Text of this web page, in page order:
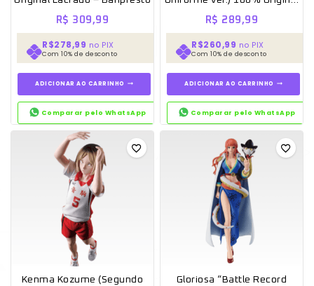
R$ 309,99
R$278,99 no PIX
Com 10% de desconto
ADICIONAR AO CARRINHO
Comparar pelo WhatsApp
Lacrado – Banpresto
R$ 289,99
R$260,99 no PIX
Com 10% de desconto
ADICIONAR AO CARRINHO
Comparar pelo WhatsApp
Kenma Kozume (Segundo
Gloriosa “Battle Record